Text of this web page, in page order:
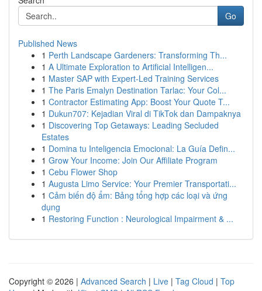
Go
Published News
1 Perth Landscape Gardeners: Transforming Th...
1 A Ultimate Exploration to Artificial Intelligen...
1 Master SAP with Expert-Led Training Services
1 The Paris Emalyn Destination Tarlac: Your Col...
1 Contractor Estimating App: Boost Your Quote T...
1 Dukun707: Kejadian Viral di TikTok dan Dampaknya
1 Discovering Top Getaways: Leading Secluded
Estates
1 Domina tu Inteligencia Emocional: La Guía Defin...
1 Grow Your Income: Join Our Affiliate Program
1 Cebu Flower Shop
1 Augusta Limo Service: Your Premier Transportati...
1 Cảm biến độ ẩm: Bảng tổng hợp các loại và ứng
dụng
1 Restoring Function : Neurological Impairment & ...
Copyright © 2026 | Advanced Search | Live | Tag Cloud | Top